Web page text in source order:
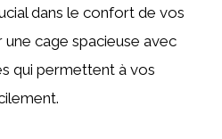
dans le confort de vos
cage spacieuse avec
qui permettent à vos